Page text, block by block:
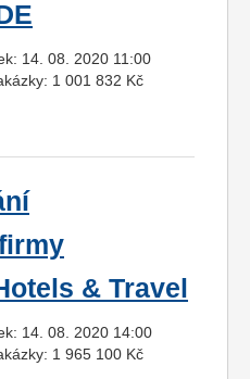
14. 08. 2020 11:00
1 001 832 Kč
& Travel
14. 08. 2020 14:00
1 965 100 Kč